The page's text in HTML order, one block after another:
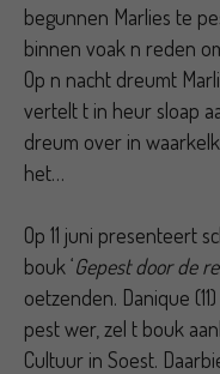
begunnen Marlies te
binnen voak n reden
Op n nacht dreumt
vertelt t in heur sloap
dreum over in
het…
Op 11 juni presenteert
bouk ‘Gepest door de
oetzenden. Danique
pest wer, zel t bouk
Cultuur in Soest.